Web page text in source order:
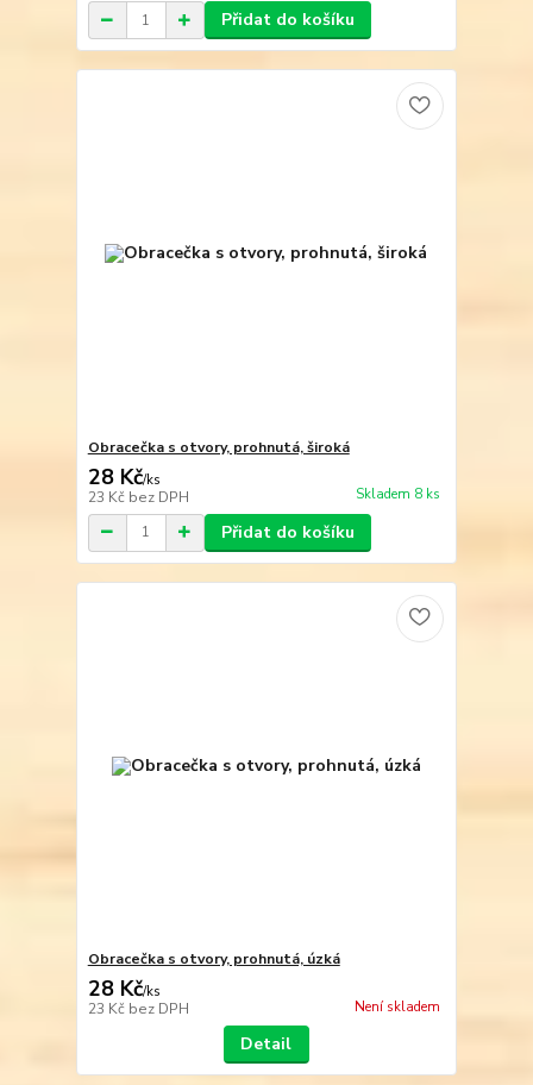
Přidat do košíku
Obracečka s otvory, prohnutá, široká
28 Kč/ks
23 Kč bez DPH Skladem 8 ks
Přidat do košíku
Obracečka s otvory, prohnutá, úzká
28 Kč/ks
23 Kč bez DPH Není skladem
Detail